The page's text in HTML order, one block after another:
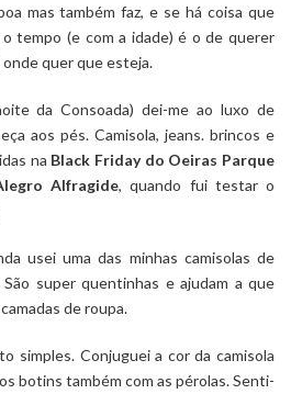
mas também faz, e se há coisa que
tempo (e com a idade) é o de querer
quer que esteja.
da Consoada) dei-me ao luxo de
aos pés. Camisola, jeans. brincos e
na Black Friday do Oeiras Parque
Alfragide, quando fui testar o
usei uma das minhas camisolas de
super quentinhas e ajudam a que
de roupa.
simples. Conjuguei a cor da camisola
botins também com as pérolas. Senti-